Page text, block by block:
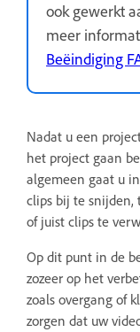
ook gewerkt
meer
Beëindiging
Nadat u een
het project gaan
algemeen gaat u
clips bij te snijden,
of juist clips te
Op dit punt in de
zozeer op het
zoals overgang of
zorgen dat uw